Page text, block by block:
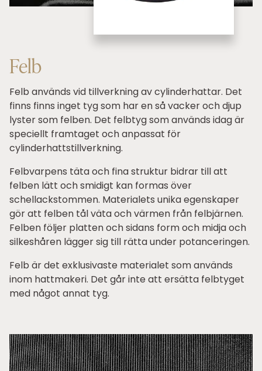
Felb
Felb används vid tillverkning av cylinderhattar. Det
finns finns inget tyg som har en så vacker och djup
lyster som felben. Det felbtyg som används idag är
speciellt framtaget och anpassat för
cylinderhattstillverkning.
Felbvarpens täta och fina struktur bidrar till att
felben lätt och smidigt kan formas över
schellackstommen. Materialets unika egenskaper
gör att felben tål väta och värmen från felbjärnen.
Felben följer platten och sidans form och midja och
silkeshåren lägger sig till rätta under potanceringen.
Felb är det exklusivaste materialet som används
inom hattmakeri. Det går inte att ersätta felbtyget
med något annat tyg.